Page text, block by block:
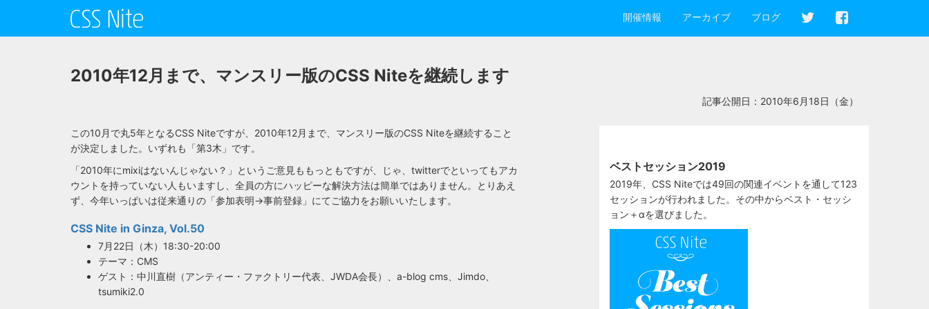
開催情報 アーカイブ ブログ
2010年12月まで、マンスリー版のCSS Niteを継続します
記事公開日： 2010年6月18日（金）
この10月で丸5年となるCSS Niteですが、2010年12月まで、マンスリー版のCSS Niteを継続すること
が決定しました。いずれも「第3木」です。
「2010年にmixiはないんじゃない？」というご意見ももっともですが、じゃ、twitterでといってもアカ
ウントを持っていない人もいますし、全員の方にハッピーな解決方法は簡単ではありません。とりあえ
ず、今年いっぱいは従来通りの「参加表明→事前登録」にてご協力をお願いいたします。
CSS Nite in Ginza, Vol.50
7月22日（木）18:30-20:00
テーマ：CMS
ゲスト：中川直樹（アンティー・ファクトリー代表、JWDA会長）、a-blog cms、Jimdo、
tsumiki2.0
ベストセッション2019
2019年、CSS Niteでは49回の関連イベントを通して123
セッションが行われました。その中からベスト・セッシ
ョン＋αを選びました。